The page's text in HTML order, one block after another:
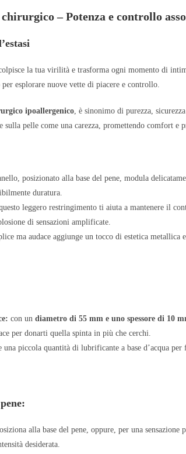
– Potenza e controllo
la tua virilità e trasforma ogni momento di
esplorare nuove vette di piacere e controllo.
ipoallergenico, è sinonimo di purezza,
sulla pelle come una carezza, promettendo comfort e
posizionato alla base del pene, modula
duratura.
leggero restringimento ti aiuta a mantenere il
di sensazioni amplificate.
ma audace aggiunge un tocco di estetica
con undiametro di 55 mm e uno spessore di 10
per donarti quella spinta in più che cerchi.
una piccola quantità di lubrificante a base d’acqua
alla base del pene, oppure, per una
desiderata.